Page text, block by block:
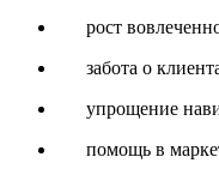
рост
забота о
упрощение
помощь в